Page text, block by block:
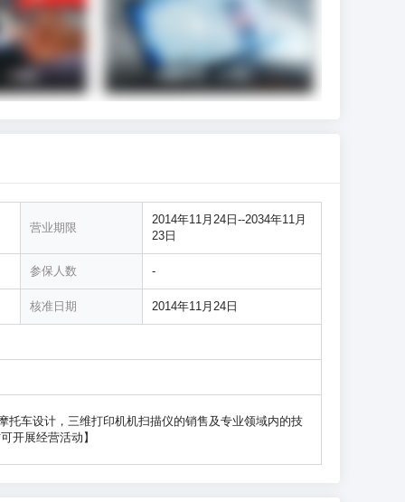
营业期限
2014年11月24日--2034年11月
23日
参保人数 -
核准日期 2014年11月24日
车设计，三维打印机机扫描仪的销售及专业领域内的技
开展经营活动】